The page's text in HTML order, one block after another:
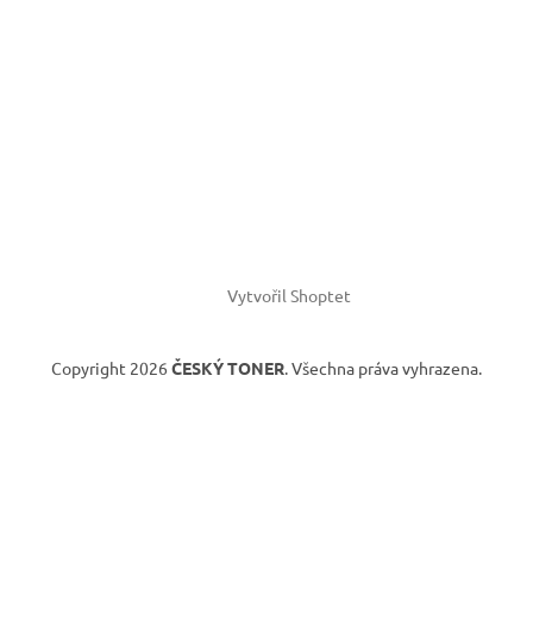
Vytvořil Shoptet
Copyright 2026 ČESKÝ TONER. Všechna práva vyhrazena.